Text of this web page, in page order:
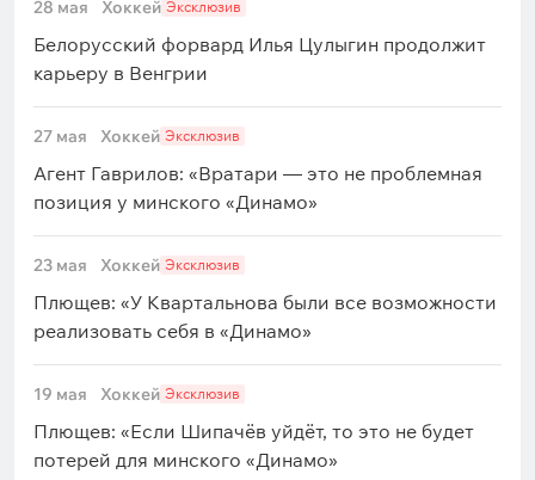
28 мая Хоккей Эксклюзив
Белорусский форвард Илья Цулыгин продолжит
карьеру в Венгрии
27 мая Хоккей Эксклюзив
Агент Гаврилов: «Вратари — это не проблемная
позиция у минского «Динамо»
23 мая Хоккей Эксклюзив
Плющев: «У Квартальнова были все возможности
реализовать себя в «Динамо»
19 мая Хоккей Эксклюзив
Плющев: «Если Шипачёв уйдёт, то это не будет
потерей для минского «Динамо»